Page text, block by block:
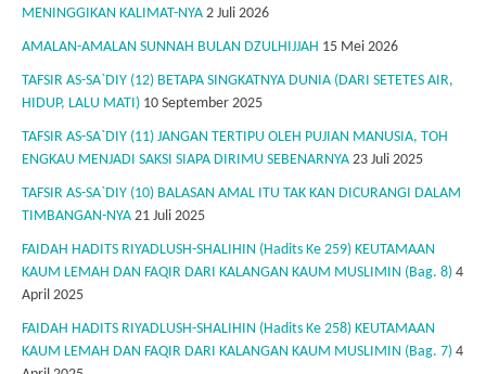
MENINGGIKAN KALIMAT-NYA 2 Juli 2026
AMALAN-AMALAN SUNNAH BULAN DZULHIJJAH 15 Mei 2026
TAFSIR AS-SA`DIY (12) BETAPA SINGKATNYA DUNIA (DARI SETETES AIR,
HIDUP, LALU MATI) 10 September 2025
TAFSIR AS-SA`DIY (11) JANGAN TERTIPU OLEH PUJIAN MANUSIA, TOH
ENGKAU MENJADI SAKSI SIAPA DIRIMU SEBENARNYA 23 Juli 2025
TAFSIR AS-SA`DIY (10) BALASAN AMAL ITU TAK KAN DICURANGI DALAM
TIMBANGAN-NYA 21 Juli 2025
FAIDAH HADITS RIYADLUSH-SHALIHIN (Hadits Ke 259) KEUTAMAAN
KAUM LEMAH DAN FAQIR DARI KALANGAN KAUM MUSLIMIN (Bag. 8) 4
April 2025
FAIDAH HADITS RIYADLUSH-SHALIHIN (Hadits Ke 258) KEUTAMAAN
KAUM LEMAH DAN FAQIR DARI KALANGAN KAUM MUSLIMIN (Bag. 7) 4